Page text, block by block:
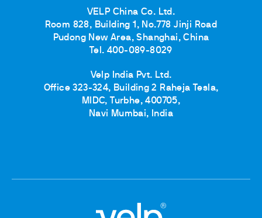
VELP China Co. Ltd.
Room 828, Building 1, No.778 Jinji Road
Pudong New Area, Shanghai, China
Tel. 400-089-8029
Velp India Pvt. Ltd.
Office 323-324, Building 2 Raheja Tesla,
MIDC, Turbhe, 400705,
Navi Mumbai, India